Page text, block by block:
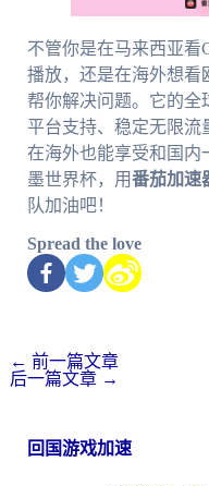
不管你是在马来西亚看
播放，还是在海外想看
帮你解决问题。它的全
平台支持、稳定无限流
在海外也能享受和国内
墨世界杯，用番茄加速
队加油吧！
Spread the love
← 前一篇文章
后一篇文章 →
回国游戏加速